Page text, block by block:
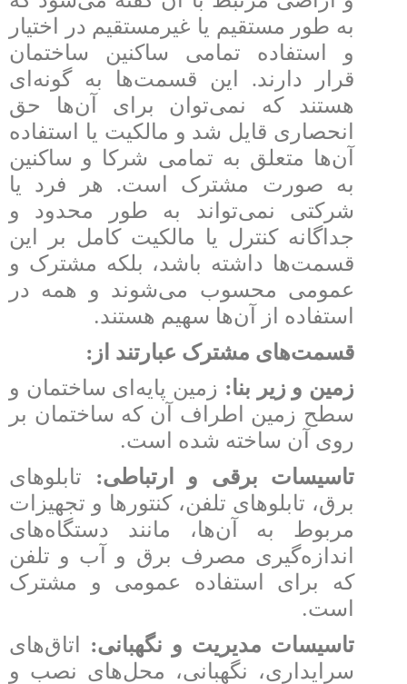
به طور مستقیم یا غیرمستقیم در اختیار
و استفاده تمامی ساکنین ساختمان
قرار دارند. این قسمت‌ها به گونه‌ای
هستند که نمی‌توان برای آن‌ها حق
انحصاری قایل شد و مالکیت یا استفاده
آن‌ها متعلق به تمامی شرکا و ساکنین
به صورت مشترک است. هر فرد یا
شرکتی نمی‌تواند به طور محدود و
جداگانه کنترل یا مالکیت کامل بر این
قسمت‌ها داشته باشد، بلکه مشترک و
عمومی محسوب می‌شوند و همه در
استفاده از آن‌ها سهیم هستند.
قسمت‌های مشترک عبارتند از :
زمین و زیر بنا: زمین پایه‌ای ساختمان و
سطح زمین اطراف آن که ساختمان بر
روی آن ساخته شده است.
تاسیسات برقی و ارتباطی:
تابلوهای
برق، تابلوهای تلفن، کنتورها و تجهیزات
مربوط به آن‌ها، مانند دستگاه‌های
اندازه‌گیری مصرف برق و آب و تلفن
که برای استفاده عمومی و مشترک
است.
تاسیسات مدیریت و نگهبانی:
اتاق‌های
سرایداری، نگهبانی، محل‌های نصب و